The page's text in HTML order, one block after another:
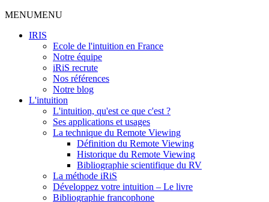
MENUMENU
IRIS
Ecole de l'intuition en France
Notre équipe
iRiS recrute
Nos références
Notre blog
L'intuition
L'intuition, qu'est ce que c'est ?
Ses applications et usages
La technique du Remote Viewing
Définition du Remote Viewing
Historique du Remote Viewing
Bibliographie scientifique du RV
La méthode iRiS
Développez votre intuition – Le livre
Bibliographie francophone